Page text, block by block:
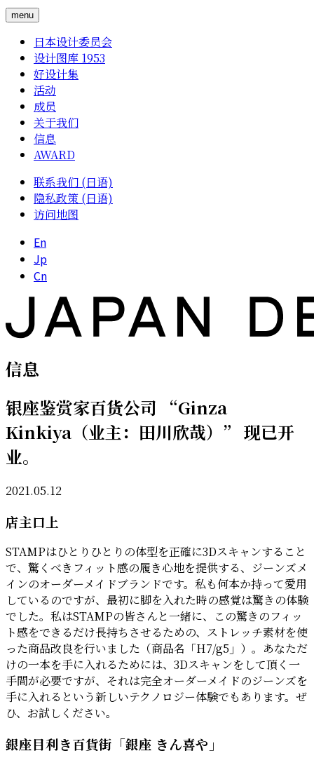
menu
日本设计委员会
设计图库 1953
好设计集
活动
成员
关于我们
信息
AWARD
联系我们 (日语)
隐私政策 (日语)
访问地图
En
Jp
Cn
信息
银座鉴赏家百货公司 “Ginza
Kinkiya（业主：田川欣哉）” 现已开
业。
2021.05.12
店主口上
STAMPはひとりひとりの体型を正確に3Dスキャンすること
で、驚くべきフィット感の履き心地を提供する、ジーンズメ
インのオーダーメイドブランドです。私も何本か持って愛用
しているのですが、最初に脚を入れた時の感覚は驚きの体験
でした。私はSTAMPの皆さんと一緒に、この驚きのフィッ
ト感をできるだけ長持ちさせるための、ストレッチ素材を使
った商品改良を行いました（商品名「H7/g5」）。あなただ
けの一本を手に入れるためには、3Dスキャンをして頂く一
手間が必要ですが、それは完全オーダーメイドのジーンズを
手に入れるという新しいテクノロジー体験でもあります。ぜ
ひ、お試しください。
銀座目利き百貨街「銀座 きん喜や」